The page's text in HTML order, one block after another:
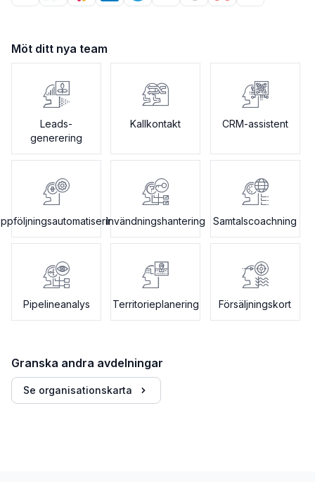
Möt ditt nya team
Leads-
generering
Kallkontakt CRM-assistent
Invändningshantering Samtalscoachning
Pipelineanalys Territorieplanering Försäljningskort
Granska andra avdelningar
Se organisationskarta